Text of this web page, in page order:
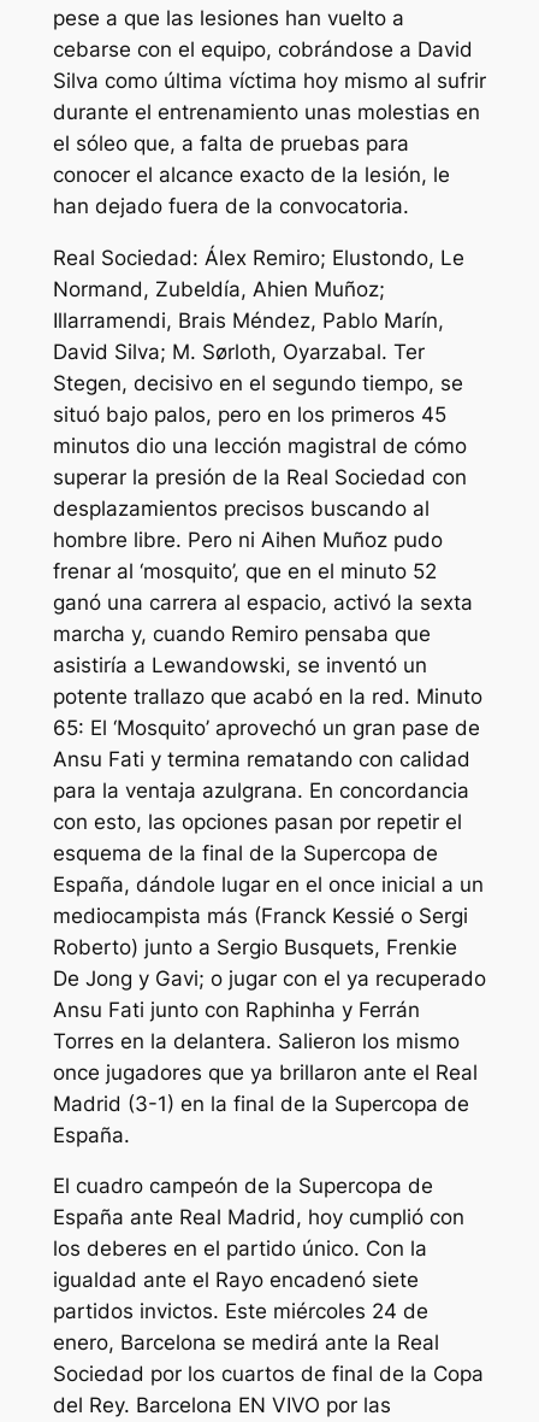
pese a que las lesiones han vuelto a
cebarse con el equipo, cobrándose a David
Silva como última víctima hoy mismo al sufrir
durante el entrenamiento unas molestias en
el sóleo que, a falta de pruebas para
conocer el alcance exacto de la lesión, le
han dejado fuera de la convocatoria.
Real Sociedad: Álex Remiro; Elustondo, Le
Normand, Zubeldía, Ahien Muñoz;
Illarramendi, Brais Méndez, Pablo Marín,
David Silva; M. Sørloth, Oyarzabal. Ter
Stegen, decisivo en el segundo tiempo, se
situó bajo palos, pero en los primeros 45
minutos dio una lección magistral de cómo
superar la presión de la Real Sociedad con
desplazamientos precisos buscando al
hombre libre. Pero ni Aihen Muñoz pudo
frenar al ‘mosquito’, que en el minuto 52
ganó una carrera al espacio, activó la sexta
marcha y, cuando Remiro pensaba que
asistiría a Lewandowski, se inventó un
potente trallazo que acabó en la red. Minuto
65: El ‘Mosquito’ aprovechó un gran pase de
Ansu Fati y termina rematando con calidad
para la ventaja azulgrana. En concordancia
con esto, las opciones pasan por repetir el
esquema de la final de la Supercopa de
España, dándole lugar en el once inicial a un
mediocampista más (Franck Kessié o Sergi
Roberto) junto a Sergio Busquets, Frenkie
De Jong y Gavi; o jugar con el ya recuperado
Ansu Fati junto con Raphinha y Ferrán
Torres en la delantera. Salieron los mismo
once jugadores que ya brillaron ante el Real
Madrid (3-1) en la final de la Supercopa de
España.
El cuadro campeón de la Supercopa de
España ante Real Madrid, hoy cumplió con
los deberes en el partido único. Con la
igualdad ante el Rayo encadenó siete
partidos invictos. Este miércoles 24 de
enero, Barcelona se medirá ante la Real
Sociedad por los cuartos de final de la Copa
del Rey. Barcelona EN VIVO por las